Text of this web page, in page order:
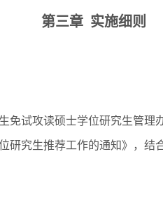
第三章 实施细则
免试攻读硕士学位研究生管理
研究生推荐工作的通知》，